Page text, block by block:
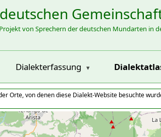
von Sprechern der deutschen Mundarten in
Dialekterfassung
Orte, von denen diese Dialekt-Website besuchte